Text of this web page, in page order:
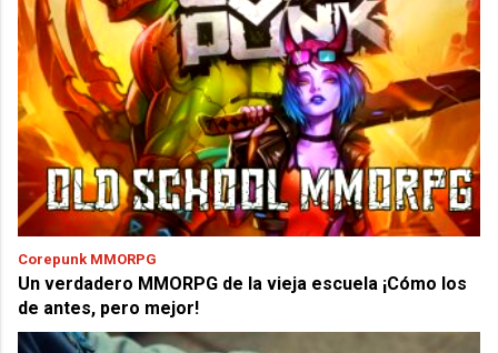
Corepunk MMORPG
Un verdadero MMORPG de la vieja escuela ¡Cómo los
de antes, pero mejor!